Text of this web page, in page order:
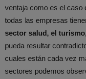
ventaja como es el caso
todas las empresas
sector salud, el
pueda resultar
cuales están cada vez
sectores podemos